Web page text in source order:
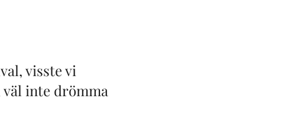
visste vi
inte drömma